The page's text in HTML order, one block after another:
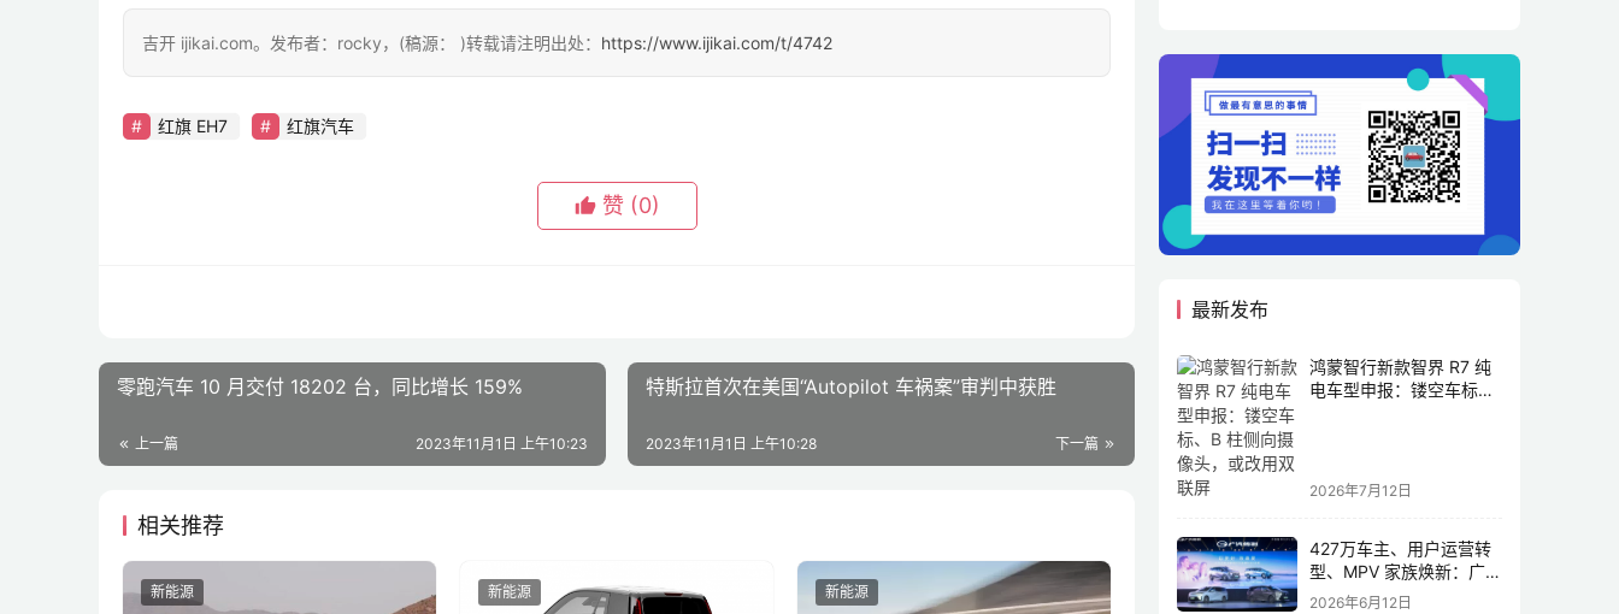
吉开 ijikai.com。发布者：rocky，(稿源： )转载请注明出处： https://www.ijikai.com/t/4742
红旗 EH7 红旗汽车
赞 (0)
零跑汽车 10 月交付 18202 台，同比增长 159%
上一篇 2023年11月1日 上午10:23
特斯拉首次在美国“Autopilot 车祸案”审判中获胜
下一篇
2023年11月1日 上午10:28
相关推荐
新能源 新能源 新能源
最新发布
鸿蒙智行新款智界 R7 纯
电车型申报：镂空车标、
2026年7月12日
427万车主、用户运营转
型、MPV 家族焕新：广汽
传祺书写新传奇
2026年6月12日